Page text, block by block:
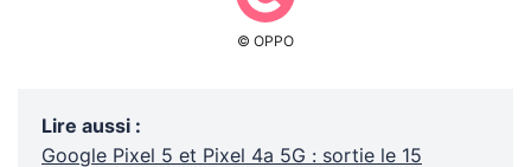
© OPPO
Lire aussi :
Google Pixel 5 et Pixel 4a 5G : sortie le 15